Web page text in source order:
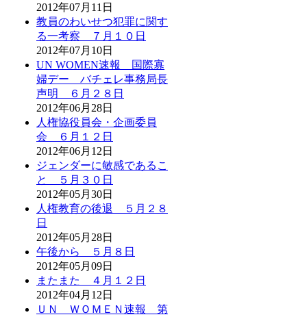
2012年07月11日
教員のわいせつ犯罪に関す
る一考察 ７月１０日
2012年07月10日
UN WOMEN速報 国際寡
婦デー バチェレ事務局長
声明 ６月２８日
2012年06月28日
人権協役員会・企画委員
会 ６月１２日
2012年06月12日
ジェンダーに敏感であるこ
と ５月３０日
2012年05月30日
人権教育の後退 ５月２８
日
2012年05月28日
午後から ５月８日
2012年05月09日
またまた ４月１２日
2012年04月12日
ＵＮ ＷＯＭＥＮ速報 第